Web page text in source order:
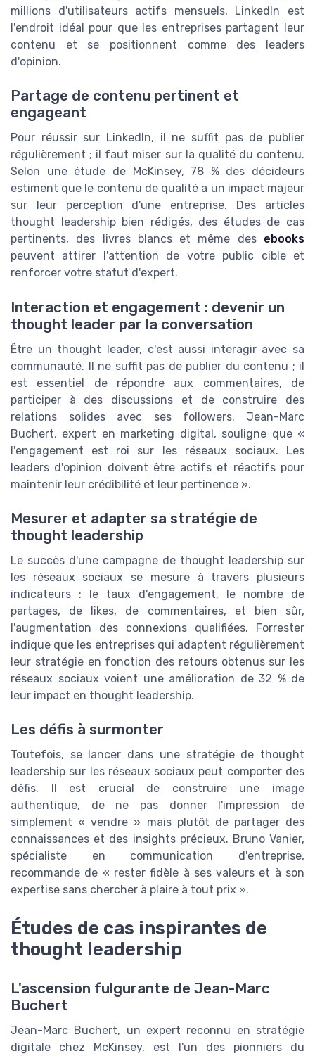
millions d'utilisateurs actifs mensuels, LinkedIn est
l'endroit idéal pour que les entreprises partagent leur
contenu et se positionnent comme des leaders
d'opinion.
Partage de contenu pertinent et
engageant
Pour réussir sur LinkedIn, il ne suffit pas de publier
régulièrement ; il faut miser sur la qualité du contenu.
Selon une étude de McKinsey, 78 % des décideurs
estiment que le contenu de qualité a un impact majeur
sur leur perception d'une entreprise. Des articles
thought leadership bien rédigés, des études de cas
pertinents, des livres blancs et même des ebooks
peuvent attirer l'attention de votre public cible et
renforcer votre statut d'expert.
Interaction et engagement : devenir un
thought leader par la conversation
Être un thought leader, c'est aussi interagir avec sa
communauté. Il ne suffit pas de publier du contenu ; il
est essentiel de répondre aux commentaires, de
participer à des discussions et de construire des
relations solides avec ses followers. Jean-Marc
Buchert, expert en marketing digital, souligne que «
l'engagement est roi sur les réseaux sociaux. Les
leaders d'opinion doivent être actifs et réactifs pour
maintenir leur crédibilité et leur pertinence ».
Mesurer et adapter sa stratégie de
thought leadership
Le succès d'une campagne de thought leadership sur
les réseaux sociaux se mesure à travers plusieurs
indicateurs : le taux d'engagement, le nombre de
partages, de likes, de commentaires, et bien sûr,
l'augmentation des connexions qualifiées. Forrester
indique que les entreprises qui adaptent régulièrement
leur stratégie en fonction des retours obtenus sur les
réseaux sociaux voient une amélioration de 32 % de
leur impact en thought leadership.
Les défis à surmonter
Toutefois, se lancer dans une stratégie de thought
leadership sur les réseaux sociaux peut comporter des
défis. Il est crucial de construire une image
authentique, de ne pas donner l'impression de
simplement « vendre » mais plutôt de partager des
connaissances et des insights précieux. Bruno Vanier,
spécialiste en communication d'entreprise,
recommande de « rester fidèle à ses valeurs et à son
expertise sans chercher à plaire à tout prix ».
Études de cas inspirantes de
thought leadership
L'ascension fulgurante de Jean-Marc
Buchert
Jean-Marc Buchert, un expert reconnu en stratégie
digitale chez McKinsey, est l'un des pionniers du